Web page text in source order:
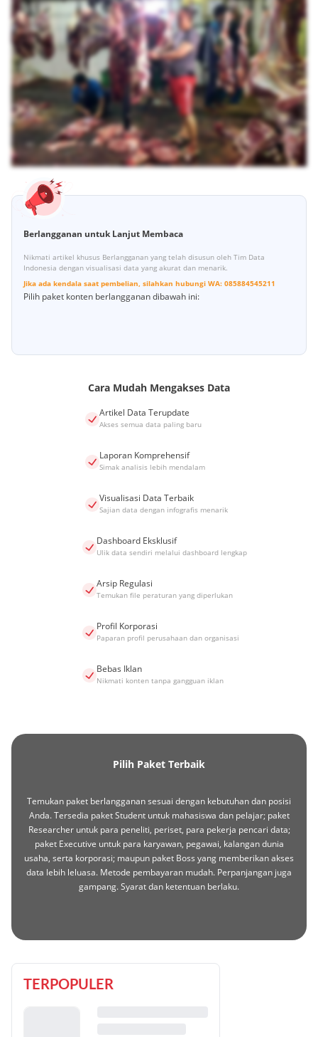
Berlangganan untuk Lanjut Membaca
Nikmati artikel khusus Berlangganan yang telah disusun oleh Tim Data
Indonesia dengan visualisasi data yang akurat dan menarik.
Jika ada kendala saat pembelian, silahkan hubungi WA: 085884545211
Pilih paket konten berlangganan dibawah ini:
Cara Mudah Mengakses Data
Artikel Data Terupdate
Akses semua data paling baru
Laporan Komprehensif
Simak analisis lebih mendalam
Visualisasi Data Terbaik
Sajian data dengan infografis menarik
Dashboard Eksklusif
Ulik data sendiri melalui dashboard lengkap
Arsip Regulasi
Temukan file peraturan yang diperlukan
Profil Korporasi
Paparan profil perusahaan dan organisasi
Bebas Iklan
Nikmati konten tanpa gangguan iklan
Pilih Paket Terbaik
Temukan paket berlangganan sesuai dengan kebutuhan dan posisi
Anda. Tersedia paket Student untuk mahasiswa dan pelajar; paket
Researcher untuk para peneliti, periset, para pekerja pencari data;
paket Executive untuk para karyawan, pegawai, kalangan dunia
usaha, serta korporasi; maupun paket Boss yang memberikan akses
data lebih leluasa. Metode pembayaran mudah. Perpanjangan juga
gampang. Syarat dan ketentuan berlaku.
TERPOPULER